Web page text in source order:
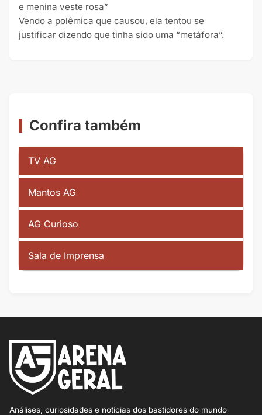
e menina veste rosa”
Vendo a polêmica que causou, ela tentou se
justificar dizendo que tinha sido uma “metáfora”.
Confira também
TV AG
Mantos AG
AG Curioso
Sala de Imprensa
Análises, curiosidades e notícias dos bastidores do mundo